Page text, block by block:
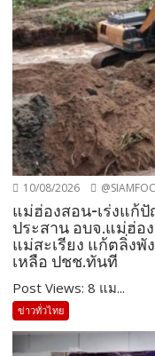
10/08/2026
แม่ฮ่องสอน-เร่งแก้
ประสาน อบจ.แม่ฮ่อ
แม่สะเรียง แก้ตลิ่งพั
เหลือ ปชช.ทันที
Post Views: 8 แม...
ข่าวทั่วไทย